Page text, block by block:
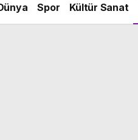
Spor Kültür Sanat